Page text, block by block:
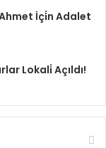
İçi̇n Adalet
Lokali̇ Açıldı!